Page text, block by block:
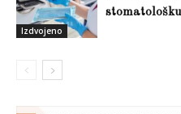
Izdvojeno